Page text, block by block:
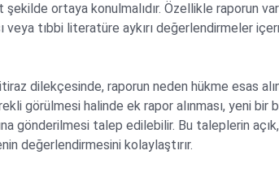
ortaya konulmalıdır. Özellikle raporun
veya tıbbi literatüre aykırı değerlendirmeler
dilekçesinde, raporun neden hükme esas
görülmesi halinde ek rapor alınması, yeni bir
gönderilmesi talep edilebilir. Bu taleplerin
değerlendirmesini kolaylaştırır.